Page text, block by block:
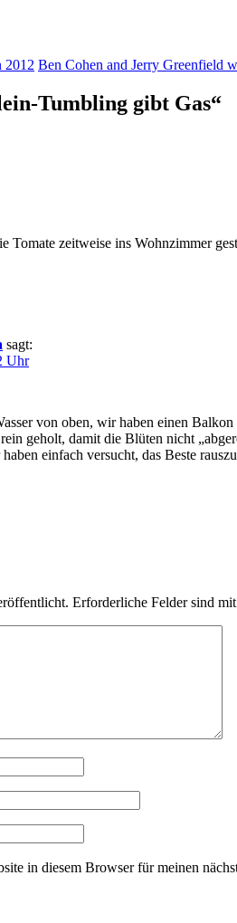
2012 Ben Cohen and Jerry Greenfield
Tumbling gibt Gas“
Tomate zeitweise ins Wohnzimmer
sagt:
Uhr
von oben, wir haben einen
geholt, damit die Blüten nicht
einfach versucht, das Beste
Erforderliche Felder sind mit
in diesem Browser für meinen